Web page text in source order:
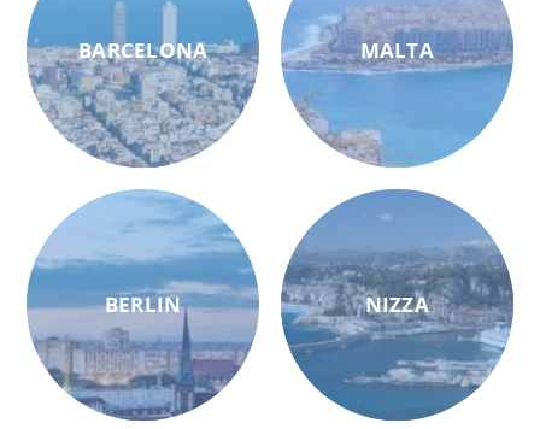
BARCELONA
BERLIN
MALTA
NIZZA